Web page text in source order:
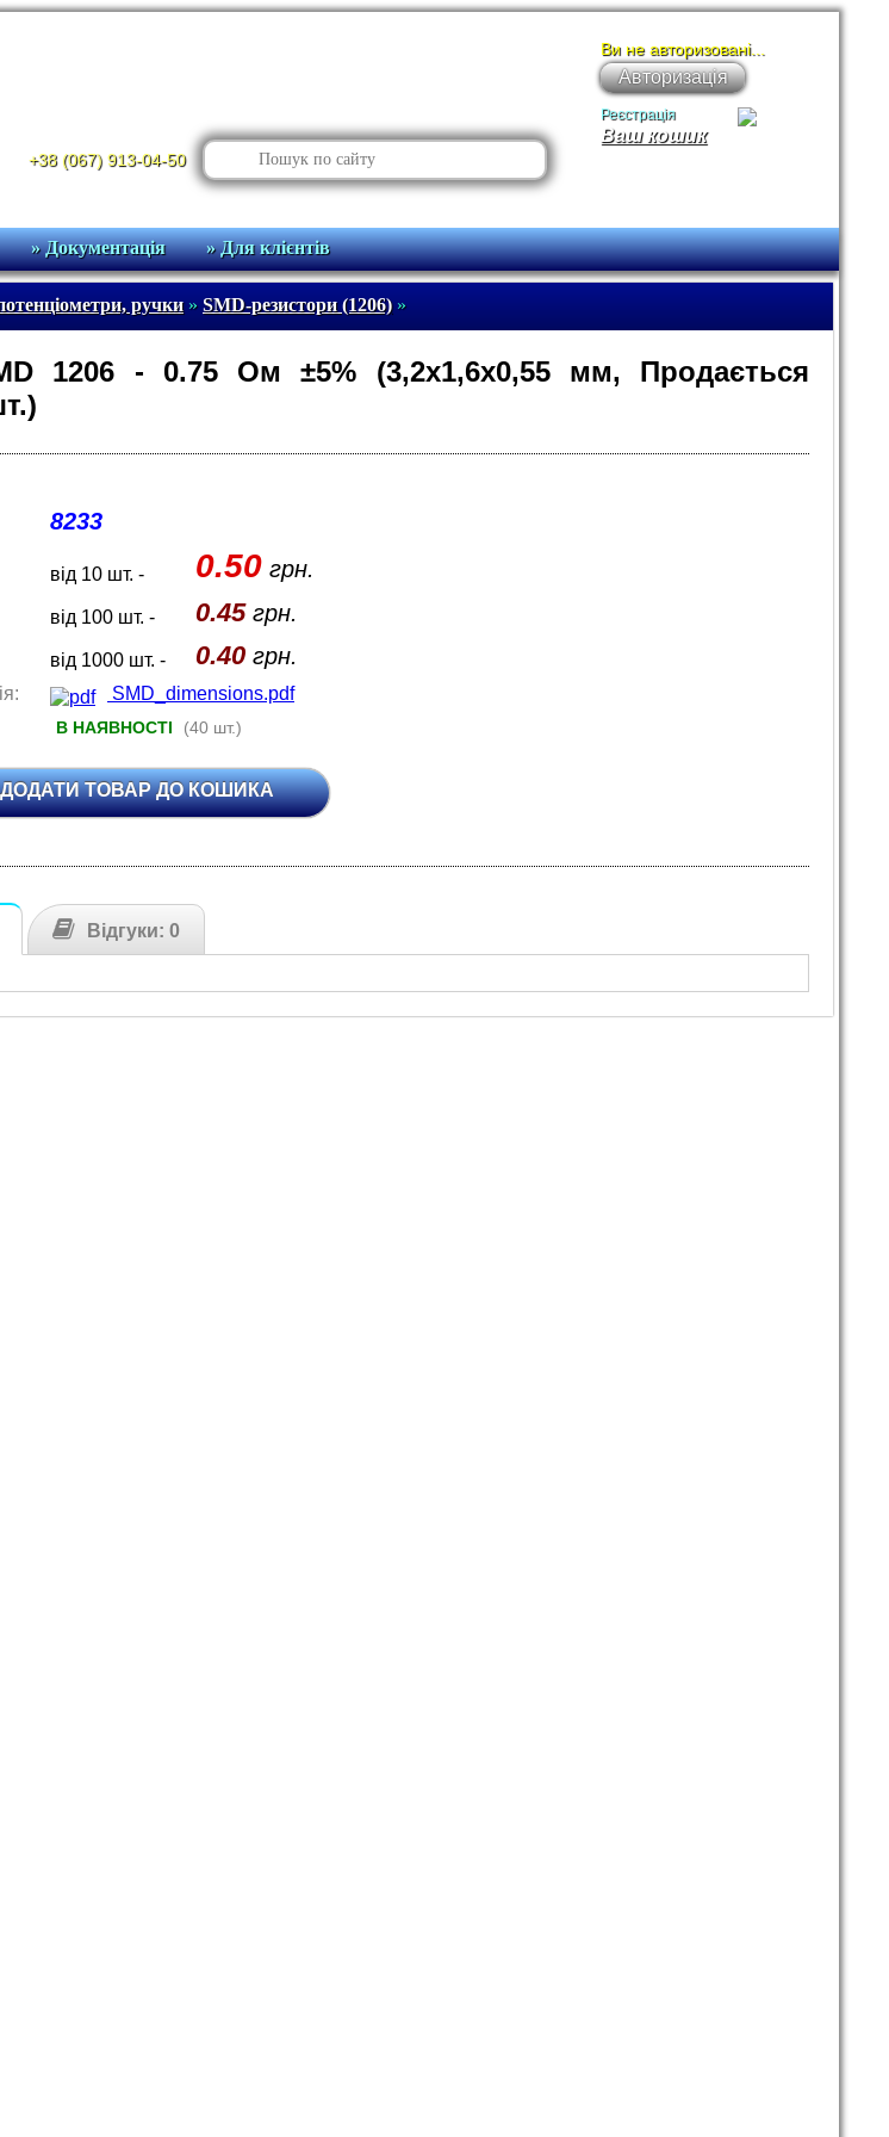
+38 (067) 913-04-50
Ваш кошик
Ви не авторизовані...
Авторизація
Реєстрація
» Документація » Для клієнтів
ручки» SMD-резистори (1206)»
1206 - 0.75 Ом ±5% (3,2х1,6х0,55 мм, Продається
8233
від 10 шт. - 0.50 грн.
від 100 шт. - 0.45грн.
від 1000 шт. - 0.40 грн.
SMD_dimensions.pdf
В НАЯВНОСТІ (40 шт.)
ДОДАТИ ТОВАР ДО КОШИКА
Відгуки: 0